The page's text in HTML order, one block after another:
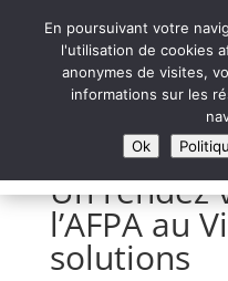
LE
Un rendez
l’AFPA au
solutions
En poursuivant votre
l'utilisation de cookies
anonymes de visites,
informations sur les
Ok